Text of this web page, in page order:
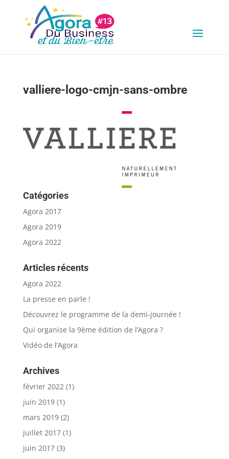
valliere-logo-cmjn-sans-ombre
Catégories
Agora 2017
Agora 2019
Agora 2022
Articles récents
Agora 2022
La presse en parle !
Découvrez le programme de la demi-journée !
Qui organise la 9ème édition de l’Agora ?
Vidéo de l’Agora
Archives
février 2022(1)
juin 2019(1)
mars 2019(2)
juillet 2017(1)
juin 2017(3)